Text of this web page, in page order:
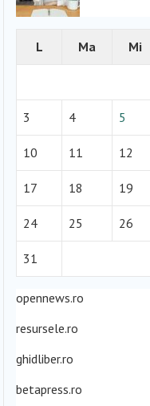
L Ma Mi
3 4 5
10 11 12
17 18 19
24 25 26
31
opennews.ro
resursele.ro
ghidliber.ro
betapress.ro